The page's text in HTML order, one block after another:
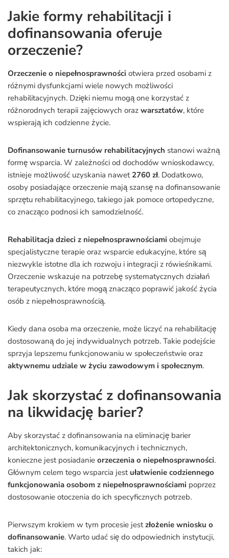
Jakie formy rehabilitacji i
dofinansowania oferuje
orzeczenie?
Orzeczenie o niepełnosprawności otwiera przed osobami z
różnymi dysfunkcjami wiele nowych możliwości
rehabilitacyjnych. Dzięki niemu mogą one korzystać z
różnorodnych terapii zajęciowych oraz warsztatów, które
wspierają ich codzienne życie.
Dofinansowanie turnusów rehabilitacyjnych stanowi ważną
formę wsparcia. W zależności od dochodów wnioskodawcy,
istnieje możliwość uzyskania nawet 2760 zł. Dodatkowo,
osoby posiadające orzeczenie mają szansę na dofinansowanie
sprzętu rehabilitacyjnego, takiego jak pomoce ortopedyczne,
co znacząco podnosi ich samodzielność.
Rehabilitacja dzieci z niepełnosprawnościami obejmuje
specjalistyczne terapie oraz wsparcie edukacyjne, które są
niezwykle istotne dla ich rozwoju i integracji z rówieśnikami.
Orzeczenie wskazuje na potrzebę systematycznych działań
terapeutycznych, które mogą znacząco poprawić jakość życia
osób z niepełnosprawnością.
Kiedy dana osoba ma orzeczenie, może liczyć na rehabilitację
dostosowaną do jej indywidualnych potrzeb. Takie podejście
sprzyja lepszemu funkcjonowaniu w społeczeństwie oraz
aktywnemu udziale w życiu zawodowym i społecznym.
Jak skorzystać z dofinansowania
na likwidację barier?
Aby skorzystać z dofinansowania na eliminację barier
architektonicznych, komunikacyjnych i technicznych,
konieczne jest posiadanie orzeczenia o niepełnosprawności.
Głównym celem tego wsparcia jest ułatwienie codziennego
funkcjonowania osobom z niepełnosprawnościami poprzez
dostosowanie otoczenia do ich specyficznych potrzeb.
Pierwszym krokiem w tym procesie jestzłożenie wniosku o
dofinansowanie. Warto udać się do odpowiednich instytucji,
takich jak: